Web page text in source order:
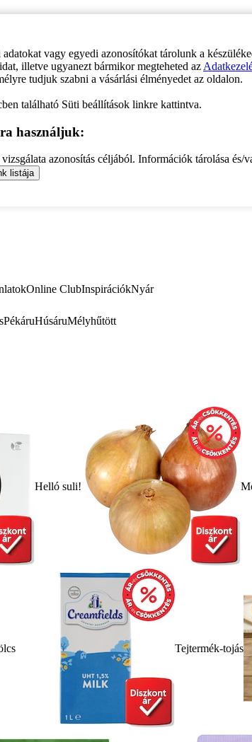
vagy egyedi azonosítókat tárolunk a
illetve ugyanezt bármikor megteheted az
tudjuk szabni a vásárlási élményedet az oldalon.
található Süti beállítások linkre kattintva.
használjuk:
azonosítás céljából. Információk tárolása és/
listája
Online ClubInspirációkNyár
PékáruHúsáruMélyhűtött
Helló suli!
Tejtermék-tojás